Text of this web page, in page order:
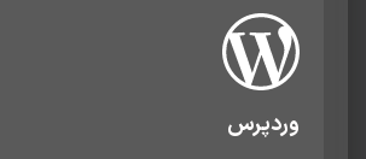
وردپرس